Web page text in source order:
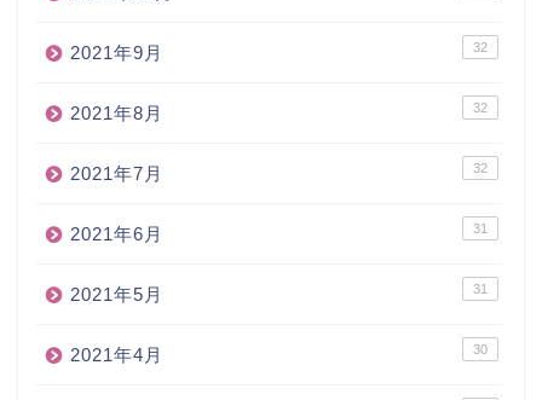
2021年9月 32
2021年8月 32
2021年7月 32
2021年6月 31
2021年5月 31
2021年4月 30